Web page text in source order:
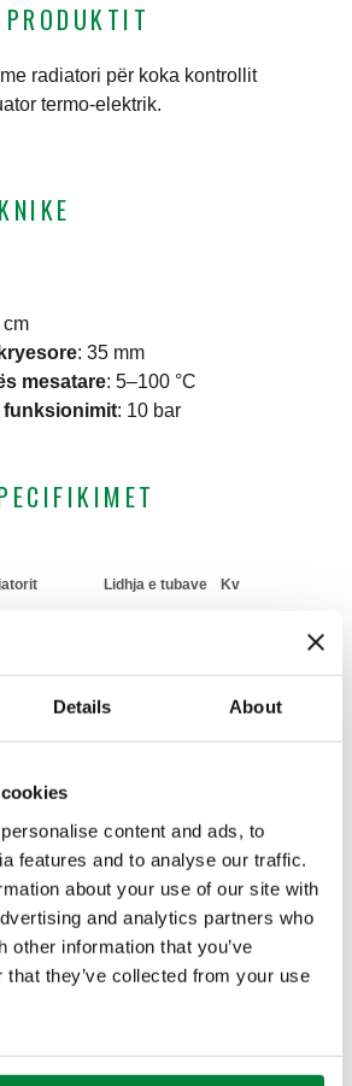
Details About
content and ads, to
features and to analyse our traffic.
about your use of our site with
and analytics partners who
other information that you’ve
that they’ve collected from your use
radiatori për koka kontrollit
termo-elektrik.
cm
: 35 mm
mesatare: 5–100 °C
funksionimit: 10 bar
Lidhja e tubave Kv
228-1) 23 p. 1,5
dalje
m³/h